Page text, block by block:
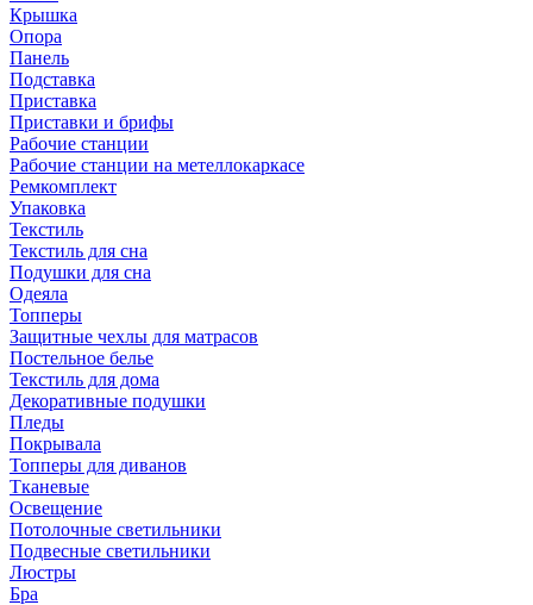
Крышка
Опора
Панель
Подставка
Приставка
Приставки и брифы
Рабочие станции
Рабочие станции на метеллокаркасе
Ремкомплект
Упаковка
Текстиль
Текстиль для сна
Подушки для сна
Одеяла
Топперы
Защитные чехлы для матрасов
Постельное белье
Текстиль для дома
Декоративные подушки
Пледы
Покрывала
Топперы для диванов
Тканевые
Освещение
Потолочные светильники
Подвесные светильники
Люстры
Бра